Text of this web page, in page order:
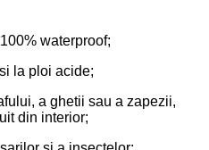
waterproof;
la ploi acide;
a ghetii sau a zapezii,
din interior;